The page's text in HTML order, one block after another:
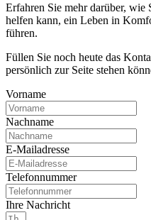
Erfahren Sie mehr darüber, wie
helfen kann, ein Leben in
führen.
Füllen Sie noch heute das
persönlich zur Seite stehen
Vorname
Nachname
E-Mailadresse
Telefonnummer
Ihre Nachricht